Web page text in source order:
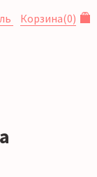
Корзина(0)